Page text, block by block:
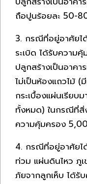
ถือปูนร้อยละ 50-
3. กรณีที่อยู่อาศัยไ
ระเบิด ได้รับความ
ปลูกสร้างเป็นอาคา
ไม่เป็นห้องแถวไม้
กระเบื้องแผ่นเรีย
ทั้งหมด) ในกรณีที่สิ่
ความคุ้มครอง
4. กรณีที่อยู่อาศัยไ
ท่วม แผ่นดินไหว ภูเ
ภัยจากลูกเห็บ ได้รั